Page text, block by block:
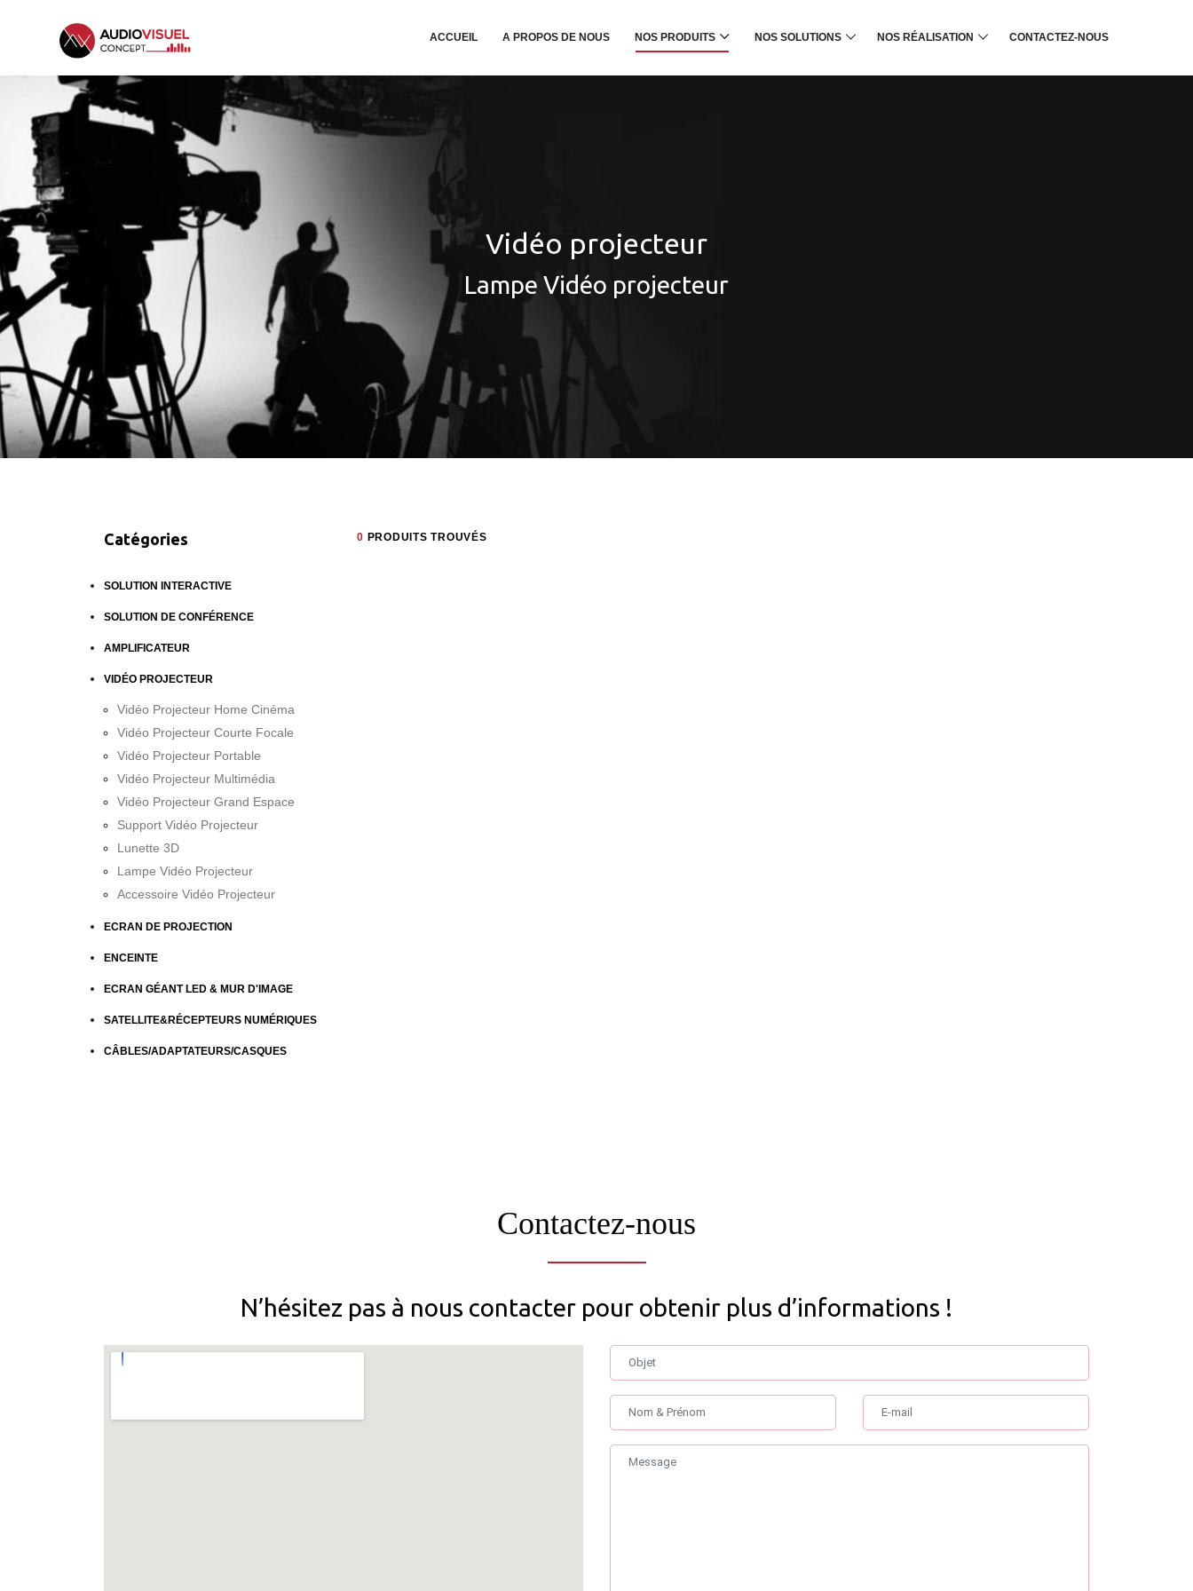
ACCUEIL A PROPOS DE NOUS NOS PRODUITS NOS SOLUTIONS NOS RÉALISATION CONTACTEZ-NOUS
Vidéo projecteur
Lampe Vidéo projecteur
Catégories
SOLUTION INTERACTIVE
SOLUTION DE CONFÉRENCE
AMPLIFICATEUR
VIDÉO PROJECTEUR
Vidéo Projecteur Home Cinéma
Vidéo Projecteur Courte Focale
Vidéo Projecteur Portable
Vidéo Projecteur Multimédia
Vidéo Projecteur Grand Espace
Support Vidéo Projecteur
Lunette 3D
Lampe Vidéo Projecteur
Accessoire Vidéo Projecteur
ECRAN DE PROJECTION
ENCEINTE
ECRAN GÉANT LED & MUR D'IMAGE
SATELLITE&RÉCEPTEURS NUMÉRIQUES
CÂBLES/ADAPTATEURS/CASQUES
0 PRODUITS TROUVÉS
Contactez-nous
N’hésitez pas à nous contacter pour obtenir plus d’informations !